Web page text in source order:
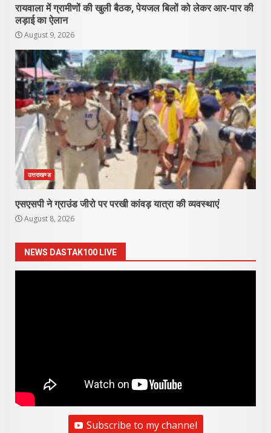
रायवाला में ग्रामीणों की खुली बैठक, पेयजल बिलों को लेकर आर-पार की
लड़ाई का ऐलान
August 9, 2026
उत्तराखण्ड
एसएसपी ने ग्राउंड जीरो पर परखी कांवड़ यात्रा की व्यवस्थाएं
August 8, 2026
NEWS DASTAK100 LIVE
Subscribe to my channel